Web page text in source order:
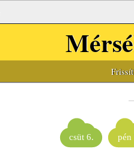
csüt 6. pén